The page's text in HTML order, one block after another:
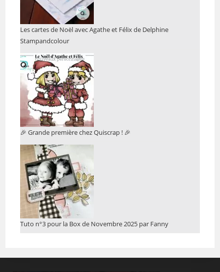
Les cartes de Noël avec Agathe et Félix de Delphine
Stampandcolour
🎉 Grande première chez Quiscrap ! 🎉
Tuto n°3 pour la Box de Novembre 2025 par Fanny